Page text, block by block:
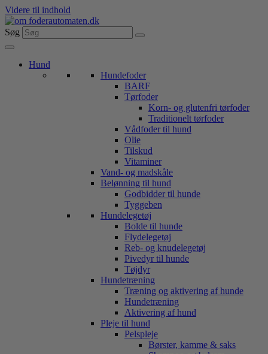
Videre til indhold
Søg
Hund
Hundefoder
BARF
Tørfoder
Korn- og glutenfri tørfoder
Traditionelt tørfoder
Vådfoder til hund
Olie
Tilskud
Vitaminer
Vand- og madskåle
Belønning til hund
Godbidder til hunde
Tyggeben
Hundelegetøj
Bolde til hunde
Flydelegetøj
Reb- og knudelegetøj
Pivedyr til hunde
Tøjdyr
Hundetræning
Træning og aktivering af hunde
Hundetræning
Aktivering af hund
Pleje til hund
Pelspleje
Børster, kamme & saks